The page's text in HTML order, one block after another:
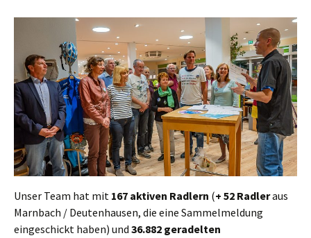
Unser Team hat mit 167 aktiven Radlern (+ 52 Radleraus
Marnbach / Deutenhausen, die eine Sammelmeldung
eingeschickt haben) und 36.882 geradelten